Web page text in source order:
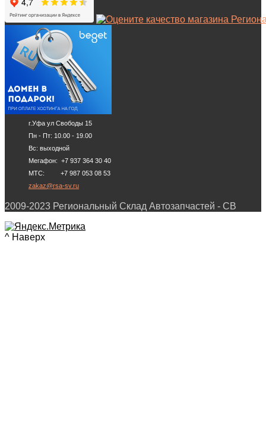
г.Уфа ул Свободы 15
Пн - Пт: 10.00 - 19.00
Вс: выходной
Мегафон: +7 937 364 30 40
МТС: +7 987 053 08 53
zakaz@rsa-sv.ru
2009-2023 Региональный Склад Автозапчастей - СВ
^ Наверх